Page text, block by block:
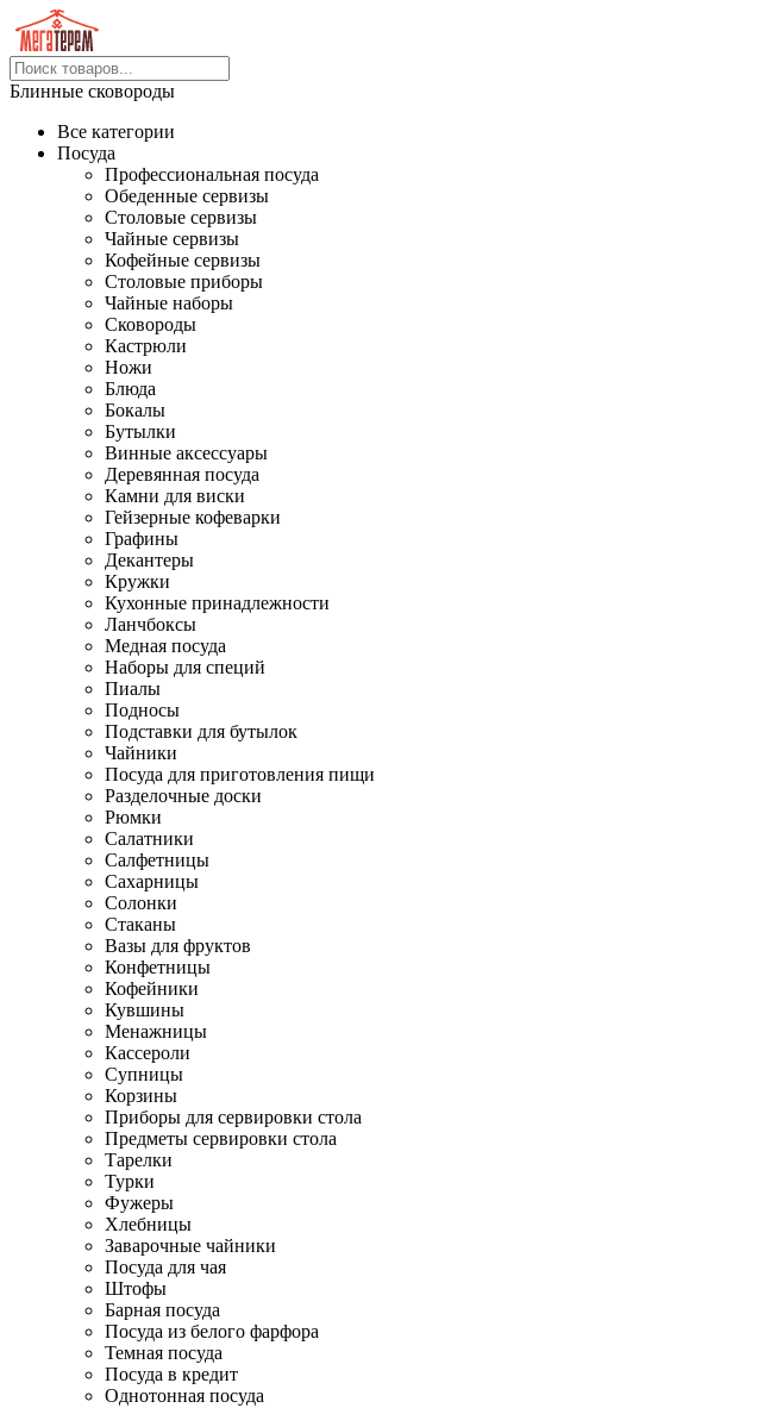
Блинные сковороды
Все категории
Посуда
Профессиональная посуда
Обеденные сервизы
Столовые сервизы
Чайные сервизы
Кофейные сервизы
Столовые приборы
Чайные наборы
Сковороды
Кастрюли
Ножи
Блюда
Бокалы
Бутылки
Винные аксессуары
Деревянная посуда
Камни для виски
Гейзерные кофеварки
Графины
Декантеры
Кружки
Кухонные принадлежности
Ланчбоксы
Медная посуда
Наборы для специй
Пиалы
Подносы
Подставки для бутылок
Чайники
Посуда для приготовления пищи
Разделочные доски
Рюмки
Салатники
Салфетницы
Сахарницы
Солонки
Стаканы
Вазы для фруктов
Конфетницы
Кофейники
Кувшины
Менажницы
Кассероли
Супницы
Корзины
Приборы для сервировки стола
Предметы сервировки стола
Тарелки
Турки
Фужеры
Хлебницы
Заварочные чайники
Посуда для чая
Штофы
Барная посуда
Посуда из белого фарфора
Темная посуда
Посуда в кредит
Однотонная посуда